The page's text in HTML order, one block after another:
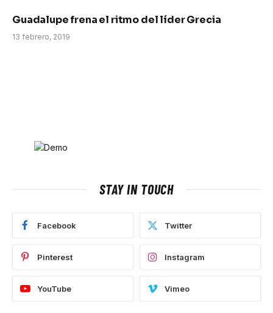
Guadalupe frena el ritmo del líder Grecia
13 febrero, 2019
STAY IN TOUCH
Facebook Twitter
Pinterest Instagram
YouTube Vimeo